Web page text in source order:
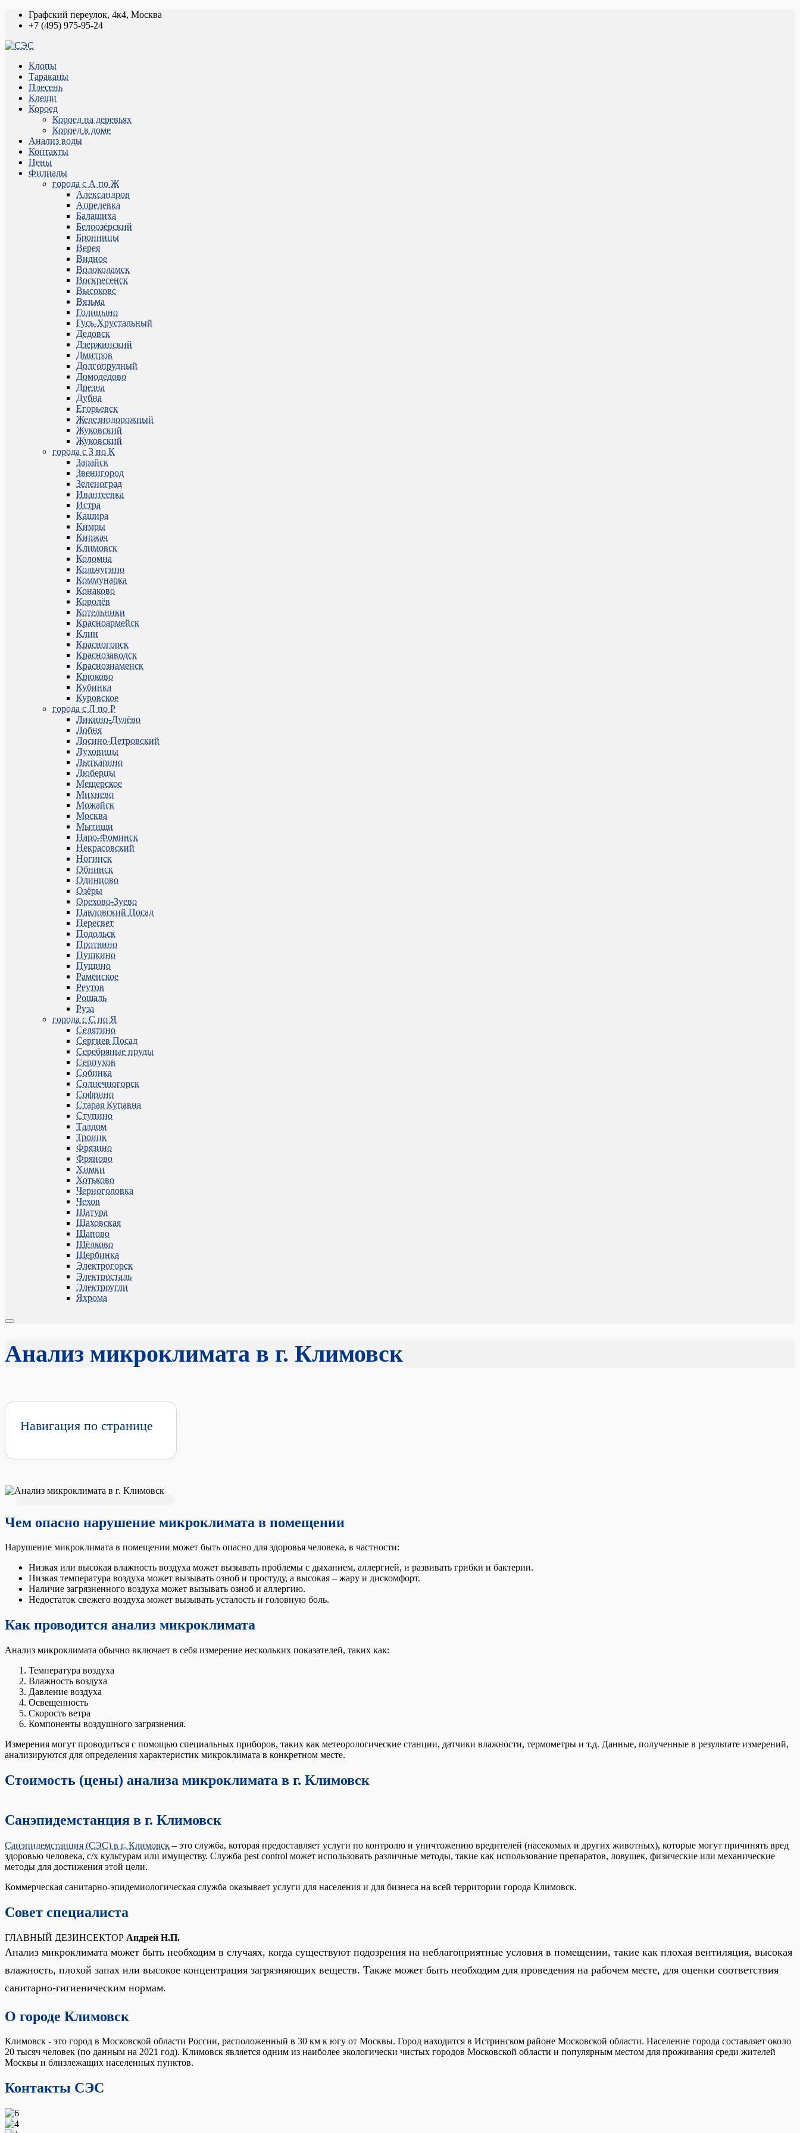
Графский переулок, 4к4, Москва
+7 (495) 975-95-24
Клопы
Тараканы
Плесень
Клещи
Короед
Короед на деревьях
Короед в доме
Анализ воды
Контакты
Цены
Филиалы
города с А по Ж
Александров
Апрелевка
Балашиха
Белоозёрский
Бронницы
Верея
Видное
Волоколамск
Воскресенск
Высоковс
Вязьма
Голицыно
Гусь-Хрустальный
Дедовск
Дзержинский
Дмитров
Долгопрудный
Домодедово
Дрезна
Дубна
Егорьевск
Железнодорожный
Жуковский
Жуковский
города с З по К
Зарайск
Звенигород
Зеленоград
Ивантеевка
Истра
Кашира
Кимры
Киржач
Климовск
Коломна
Кольчугино
Коммунарка
Конаково
Королёв
Котельники
Красноармейск
Клин
Красногорск
Краснозаводск
Краснознаменск
Крюково
Кубинка
Куровское
города с Л по Р
Ликино-Дулёво
Лобня
Лосино-Петровский
Луховицы
Лыткарино
Люберцы
Мещерское
Михнево
Можайск
Москва
Мытищи
Наро-Фоминск
Некрасовский
Ногинск
Обнинск
Одинцово
Озёры
Орехово-Зуево
Павловский Посад
Пересвет
Подольск
Протвино
Пушкино
Пущино
Раменское
Реутов
Рошаль
Руза
города с С по Я
Селятино
Сергиев Посад
Серебряные пруды
Серпухов
Собинка
Солнечногорск
Софрино
Старая Купавна
Ступино
Талдом
Троицк
Фрязино
Фряново
Химки
Хотьково
Черноголовка
Чехов
Шатура
Шаховская
Щапово
Щёлково
Щербинка
Электрогорск
Электросталь
Электроугли
Яхрома
Анализ микроклимата в г. Климовск
Навигация по странице
Чем опасно нарушение микроклимата в помещении
Нарушение микроклимата в помещении может быть опасно для здоровья человека, в частности:
Низкая или высокая влажность воздуха может вызывать проблемы с дыханием, аллергией, и развивать грибки и бактерии.
Низкая температура воздуха может вызывать озноб и простуду, а высокая – жару и дискомфорт.
Наличие загрязненного воздуха может вызывать озноб и аллергию.
Недостаток свежего воздуха может вызывать усталость и головную боль.
Как проводится анализ микроклимата
Анализ микроклимата обычно включает в себя измерение нескольких показателей, таких как:
Температура воздуха
Влажность воздуха
Давление воздуха
Освещенность
Скорость ветра
Компоненты воздушного загрязнения.
Измерения могут проводиться с помощью специальных приборов, таких как метеорологические станции, датчики влажности, термометры и т.д. Данные, полученные в результате измерений,
анализируются для определения характеристик микроклимата в конкретном месте.
Стоимость (цены) анализа микроклимата в г. Климовск
Санэпидемстанция в г. Климовск
Санэпидемстанция (СЭС) в г. Климовск – это служба, которая предоставляет услуги по контролю и уничтожению вредителей (насекомых и других животных), которые могут причинять вред
здоровью человека, с/х культурам или имуществу. Служба pest control может использовать различные методы, такие как использование препаратов, ловушек, физические или механические
методы для достижения этой цели.
Коммерческая санитарно-эпидемиологическая служба оказывает услуги для населения и для бизнеса на всей территории города Климовск.
Совет специалиста
ГЛАВНЫЙ ДЕЗИНСЕКТОР Андрей Н.П.
Анализ микроклимата может быть необходим в случаях, когда существуют подозрения на неблагоприятные условия в помещении, такие как плохая вентиляция, высокая
влажность, плохой запах или высокое концентрация загрязняющих веществ. Также может быть необходим для проведения на рабочем месте, для оценки соответствия
санитарно-гигиеническим нормам.
О городе Климовск
Климовск - это город в Московской области России, расположенный в 30 км к югу от Москвы. Город находится в Истринском районе Московской области. Население города составляет около
20 тысяч человек (по данным на 2021 год). Климовск является одним из наиболее экологически чистых городов Московской области и популярным местом для проживания среди жителей
Москвы и близлежащих населенных пунктов.
Контакты СЭС